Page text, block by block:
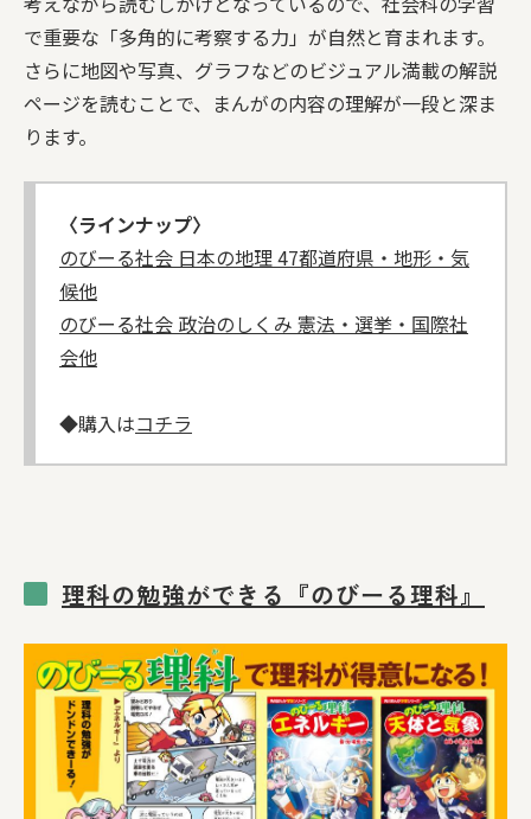
で重要な「多角的に考察する力」が自然と育まれます。
さらに地図や写真、グラフなどのビジュアル満載の解説
ページを読むことで、まんがの内容の理解が一段と深ま
ります。
〈ラインナップ〉
のびーる社会 日本の地理 47都道府県・地形・気
候他
のびーる社会 政治のしくみ 憲法・選挙・国際社
会他
◆購入はコチラ
理科の勉強ができる『のびーる理科』